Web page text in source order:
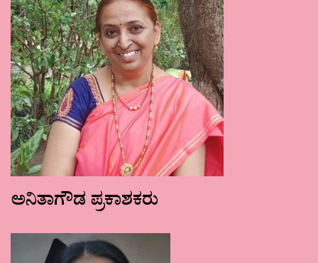
ಅನಿತಾಗೌಡ ಪ್ರಕಾಶಕರು